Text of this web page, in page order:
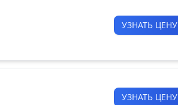
УЗНАТЬ ЦЕНУ
УЗНАТЬ ЦЕНУ